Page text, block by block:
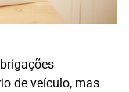
de veículo, mas